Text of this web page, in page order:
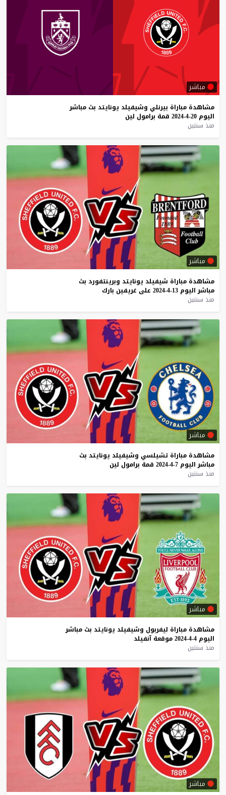
مباشر
مشاهدة مباراة بيرنلي وشيفيلد يونايتد بث مباشر
اليوم 20-4-2024 قمة برامول لين
منذ سنتين
مباشر
مشاهدة مباراة شيفيلد يونايتد وبرينتفورد بث
مباشر اليوم 13-4-2024 على غريفين بارك
منذ سنتين
مباشر
مشاهدة مباراة تشيلسي وشيفيلد يونايتد بث
مباشر اليوم 7-4-2024 قمة برامول لين
منذ سنتين
مباشر
مشاهدة مباراة ليفربول وشيفيلد يونايتد بث مباشر
اليوم 4-4-2024 موقعة آنفيلد
منذ سنتين
مباشر